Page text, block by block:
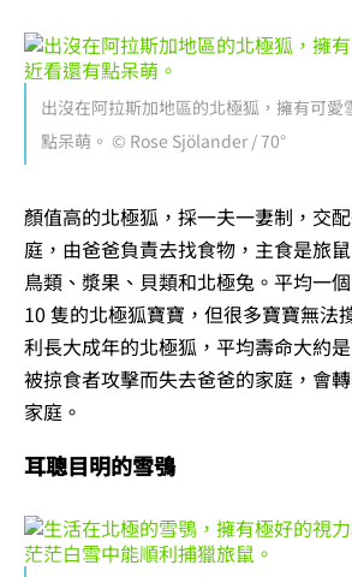
出沒在阿拉斯加地區的北極狐，擁有可愛
點呆萌。 © Rose Sjölander / 70°
顏值高的北極狐，採一夫一妻制，交
庭，由爸爸負責去找食物，主食是旅
鳥類、漿果、貝類和北極兔。平均一
10 隻的北極狐寶寶，但很多寶寶無法
利長大成年的北極狐，平均壽命大約
被掠食者攻擊而失去爸爸的家庭，會
家庭。
耳聰目明的雪鴞